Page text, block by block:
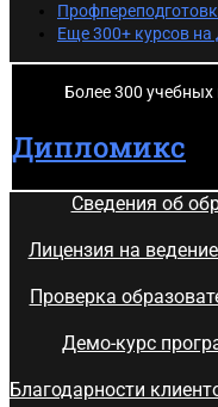
Еще 300+ курсов
Более 300
Дипломикс
Сведения об
Лицензия на
Проверка
Демо-курс
Благодарности